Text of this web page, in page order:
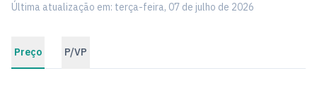
Última atualização em: terça-feira, 07 de julho de 2026
Preço P/VP